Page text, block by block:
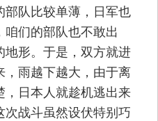
队比较单薄，日军也
们的部队也不敢出
形。于是，双方就进
，雨越下越大，由于离
日本人就趁机逃出来
战斗虽然设伏特别巧